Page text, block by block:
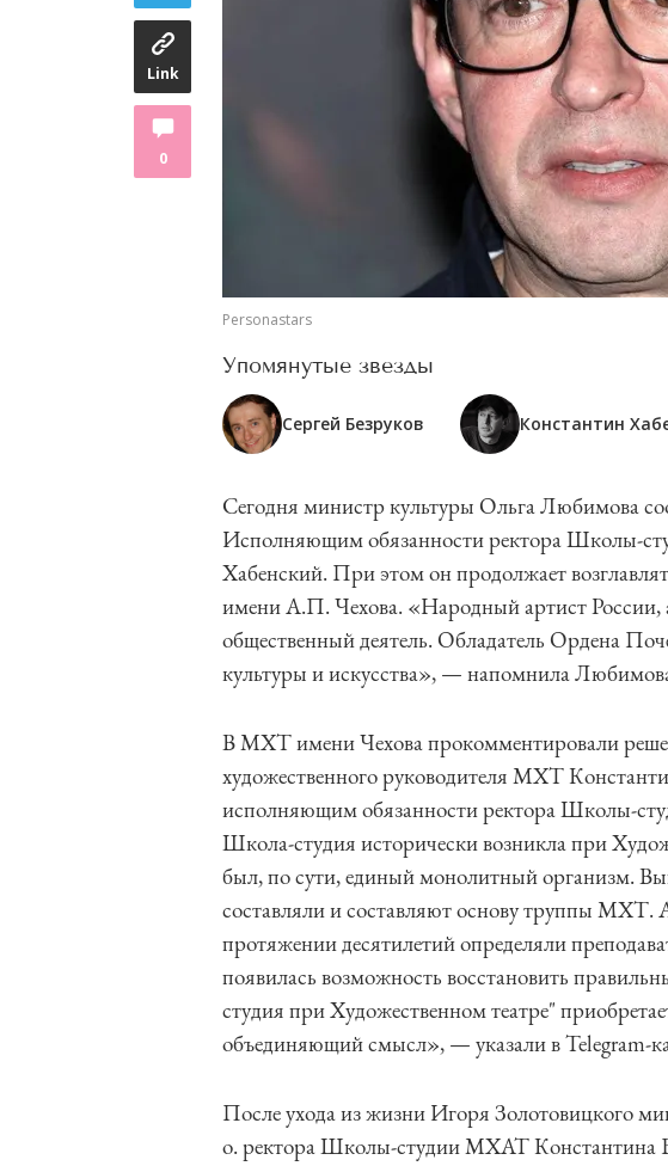
Link
0
Personastars
Упомянутые звезды
Сергей Безруков Константин
Сегодня министр культуры Ольга Любимова
Исполняющим обязанности ректора Школы-
Хабенский. При этом он продолжает
имени А.П. Чехова. «Народный артист России,
общественный деятель. Обладатель Ордена
культуры и искусства», — напомнила
В МХТ имени Чехова прокомментировали
художественного руководителя МХТ
исполняющим обязанности ректора Школы-
Школа-студия исторически возникла при
был, по сути, единый монолитный организм.
составляли и составляют основу труппы МХТ.
протяжении десятилетий определяли
появилась возможность восстановить
студия при Художественном театре"
объединяющий смысл», — указали в Telegram-
После ухода из жизни Игоря Золотовицкого
о. ректора Школы-студии МХАТ Константина